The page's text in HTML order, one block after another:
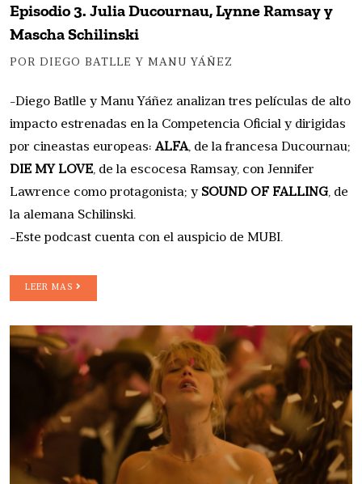
Episodio 3. Julia Ducournau, Lynne Ramsay y
Mascha Schilinski
POR DIEGO BATLLE Y MANU YÁÑEZ
-Diego Batlle y Manu Yáñez analizan tres películas de alto
impacto estrenadas en la Competencia Oficial y dirigidas
por cineastas europeas: ALFA, de la francesa Ducournau;
DIE MY LOVE, de la escocesa Ramsay, con Jennifer
Lawrence como protagonista; y SOUND OF FALLING, de
la alemana Schilinski.
-Este podcast cuenta con el auspicio de MUBI.
LEER MAS